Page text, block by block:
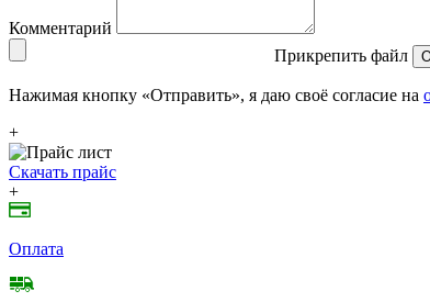
Комментарий
Прикрепить файл
Нажимая кнопку «Отправить», я даю своё согласие на
+
Скачать прайс
+
Оплата